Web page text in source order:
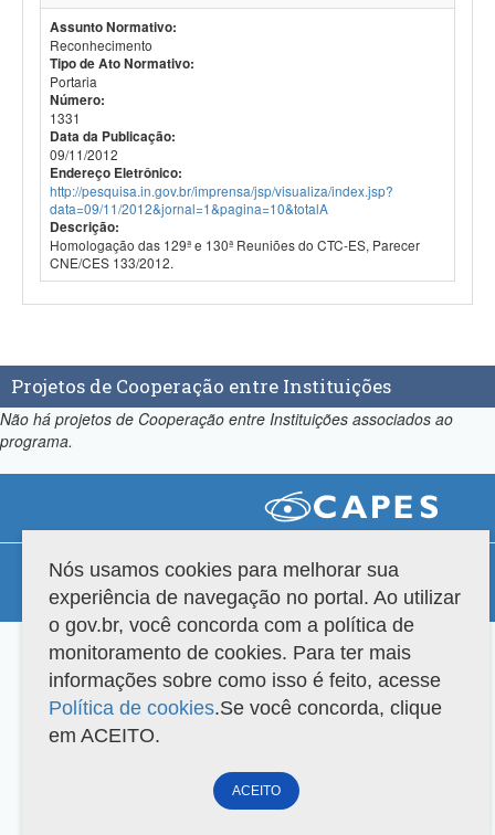
Assunto Normativo:
Reconhecimento
Tipo de Ato Normativo:
Portaria
Número:
1331
Data da Publicação:
09/11/2012
Endereço Eletrônico:
http://pesquisa.in.gov.br/imprensa/jsp/visualiza/index.jsp?
data=09/11/2012&jornal=1&pagina=10&totalA
Descrição:
Homologação das 129ª e 130ª Reuniões do CTC-ES, Parecer
CNE/CES 133/2012.
Projetos de Cooperação entre Instituições
Não há projetos de Cooperação entre Instituições associados ao
programa.
Versão do sistema: 3.88.9 Copyright 2022 Capes. Todos os direitos reservados.
Nós usamos cookies para melhorar sua
experiência de navegação no portal. Ao utilizar
o gov.br, você concorda com a política de
monitoramento de cookies. Para ter mais
informações sobre como isso é feito, acesse
Política de cookies.Se você concorda, clique
em ACEITO.
ACEITO